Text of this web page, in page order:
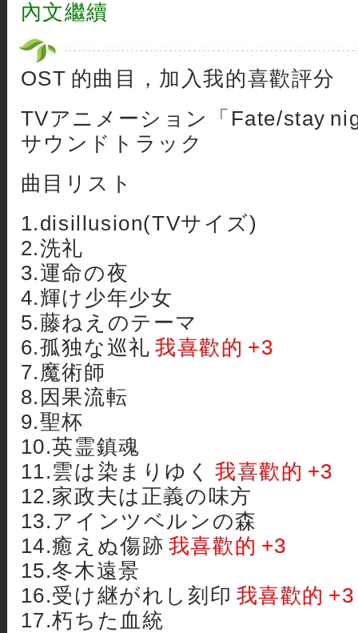
內文繼續
OST 的曲目，加入我的喜歡評分
TVアニメーション「Fate/stay
サウンドトラック
曲目リスト
1.disillusion(TVサイズ)
2.洗礼
3.運命の夜
4.輝け少年少女
5.藤ねえのテーマ
6.孤独な巡礼我喜歡的 +3
7.魔術師
8.因果流転
9.聖杯
10.英霊鎮魂
11.雲は染まりゆく 我喜歡的 +3
12.家政夫は正義の味方
13.アインツベルンの森
14.癒えぬ傷跡 我喜歡的 +3
15.冬木遠景
16.受け継がれし刻印 我喜歡的 +3
17.朽ちた血統